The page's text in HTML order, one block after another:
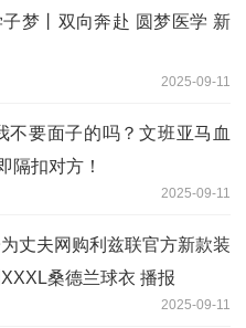
梦丨双向奔赴 圆梦医学 新
2025-09-11
不要面子的吗？文班亚马血
隔扣对方！
2025-09-11
丈夫网购利兹联官方新款装
桑德兰球衣 播报
2025-09-11